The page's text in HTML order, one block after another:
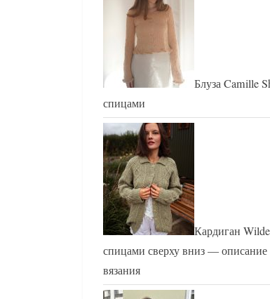
Блуза Camille
спицами
Кардиган Wilde
спицами сверху вниз — описание
вязания